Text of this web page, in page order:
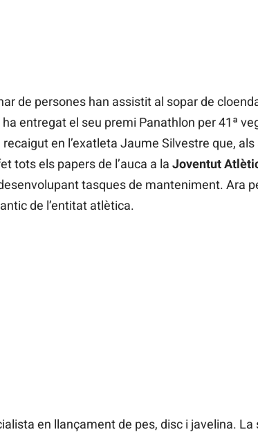
de persones han assistit al sopar de
ha entregat el seu premi Panathlon per 41ª
en l’exatleta Jaume Silvestre que,
tots els papers de l’auca a la Joventut
tasques de manteniment. Ara
de l’entitat atlètica.
en llançament de pes, disc i javelina. La